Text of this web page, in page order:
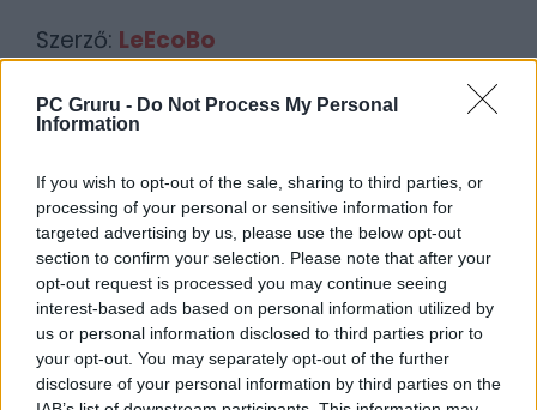
PC Gruru - Do Not Process My Personal
Information
If you wish to opt-out of the sale, sharing to third parties, or
processing of your personal or sensitive information for
targeted advertising by us, please use the below opt-out
section to confirm your selection. Please note that after your
opt-out request is processed you may continue seeing
interest-based ads based on personal information utilized by
us or personal information disclosed to third parties prior to
your opt-out. You may separately opt-out of the further
disclosure of your personal information by third parties on the
Szerző: LeEcoBo
Guru tartalmairól véletlenül se maradj le
a Google-ben.
KAPCSOLÓDÓ HÍREK
Lehúzza a rolót a Redfall és a The Evil
Within mögött álló stúdió is
Ebben a hónapban futott volna be a